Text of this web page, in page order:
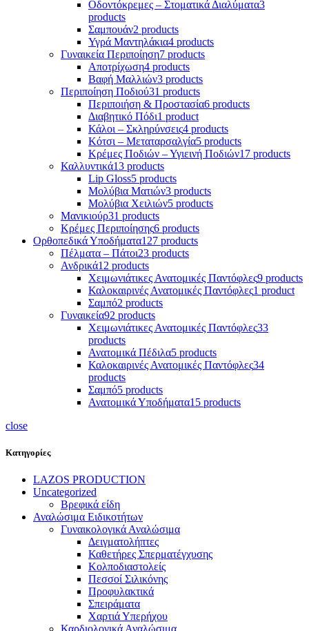
Οδοντόκρεμες – Στοματικά Διαλύματα3
products
Σαμπουάν2 products
Υγρά Μαντηλάκια4 products
Γυναικεία Περιποίηση7 products
Αποτρίχωση4 products
Βαφή Μαλλιών3 products
Περιποίηση Ποδιού31 products
Περιποιήση & Προστασία6 products
Διαβητικό Πόδι1 product
Κάλοι – Σκληρύνσεις4 products
Κότσι – Μεταταρσαλγία5 products
Κρέμες Ποδιών – Υγιεινή Ποδιών17 products
Καλλυντικά13 products
Lip Gloss5 products
Μολύβια Ματιών3 products
Μολύβια Χειλιών5 products
Μανικιούρ31 products
Κρέμες Περιποίησης6 products
Ορθοπεδικά Υποδήματα127 products
Πέλματα – Πάτοι23 products
Ανδρικά12 products
Χειμωνιάτικες Ανατομικές Παντόφλες9 products
Καλοκαιρινές Ανατομικές Παντόφλες1 product
Σαμπό2 products
Γυναικεία92 products
Χειμωνιάτικες Ανατομικές Παντόφλες33
products
Ανατομικά Πέδιλα5 products
Καλοκαιρινές Ανατομικές Παντόφλες34
products
Σαμπό5 products
Ανατομικά Υποδήματα15 products
close
Κατηγορίες
LAZOS PRODUCTION
Uncategorized
Βρεφικά είδη
Αναλώσιμα Ειδικοτήτων
Γυναικολογικά Αναλώσιμα
Δειγματολήπτες
Καθετήρες Σπερματέγχυσης
Κολποδιαστολείς
Πεσσοί Σιλικόνης
Προφυλακτικά
Σπειράματα
Χαρτιά Υπερήχου
Καρδιολογικά Αναλώσιμα